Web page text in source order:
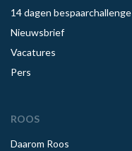
14 dagen bespaarchallenge
Nieuwsbrief
Vacatures
Pers
ROOS
Daarom Roos